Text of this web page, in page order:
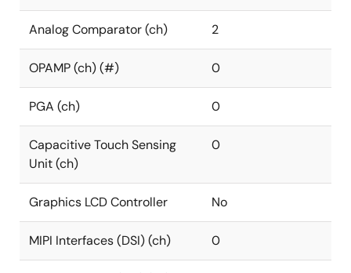
Analog Comparator (ch) 2
OPAMP (ch) (#) 0
PGA (ch) 0
Capacitive Touch Sensing
Unit (ch)
0
Graphics LCD Controller No
MIPI Interfaces (DSI) (ch) 0